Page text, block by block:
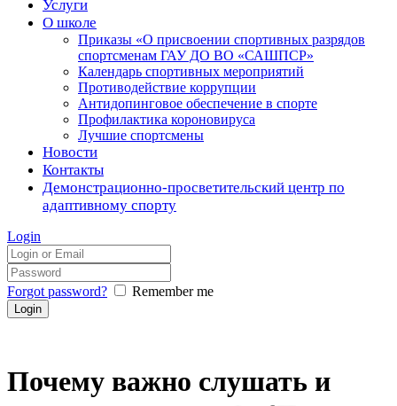
Услуги
О школе
Приказы «О присвоении спортивных разрядов
спортсменам ГАУ ДО ВО «САШПСР»
Календарь спортивных мероприятий
Противодействие коррупции
Антидопинговое обеспечение в спорте
Профилактика короновируса
Лучшие спортсмены
Новости
Контакты
Демонстрационно-просветительский центр по
адаптивному спорту
Login
Forgot password? Remember me
Почему важно слушать и